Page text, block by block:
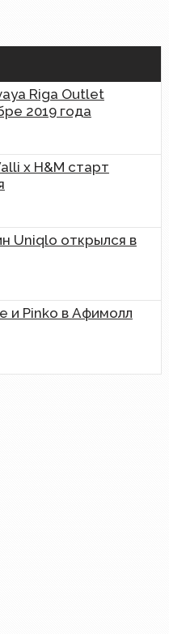
Riga Outlet
2019 года
x H&M старт
Uniqlo открылся в
и Pinko в Афимолл